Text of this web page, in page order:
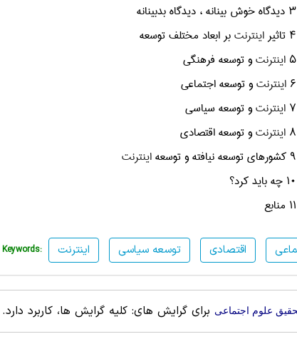
۳ دیدگاه خوش بینانه ، دیدگاه بدبینانه
۴ تاثیر اینترنتبر ابعاد مختلف توسعه
۵ اینترنتو توسعه فرهنگی
۶ اینترنتو توسعه اجتماعی
۷ اینترنتو توسعه سیاسی
۸ اینترنتو توسعه اقتصادی
۹ کشورهای توسعه نیافته و توسعه
اینترنت
۱۰ چه باید کرد؟
۱۱ منابع
Keywords: اینترنت توسعه سیاسی اقتصادی
علوم اجتماعی برای گرایش های: کلیه گرایش ها، کاربرد دارد.